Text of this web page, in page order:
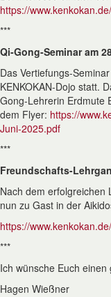
https://
***
Qi-Gong-Seminar am
Das Vertiefungs-
KENKOKAN-Dojo statt.
Gong-Lehrerin Erdmute
dem Flyer: https://
Juni-2025.pdf
***
Freundschafts-
Nach dem erfolgreichen
nun zu Gast in der
https://
***
Ich wünsche Euch
Hagen Wießner